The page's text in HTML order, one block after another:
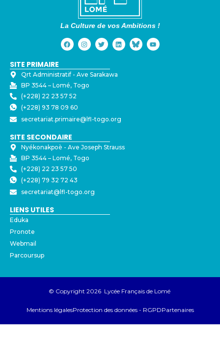
La Culture de vos Ambitions !
SITE PRIMAIRE
Qrt Administratif - ⁠Ave Sarakawa
BP 3544 – Lomé, Togo
(+228) 22 23 57 52
(+228) 93 78 09 60
secretariat.primaire@lfl-togo.org
SITE SECONDAIRE
Nyékonakpoè - ⁠Ave Joseph Strauss
BP 3544 – Lomé, Togo
(+228) 22 23 57 50
(+228) 79 32 72 43
secretariat@lfl-togo.org
LIENS UTILES
Eduka
Pronote
Webmail
Parcoursup
© Copyright 2026 Lycée Français de Lomé
Mentions légalesProtection des données - RGPDPartenaires